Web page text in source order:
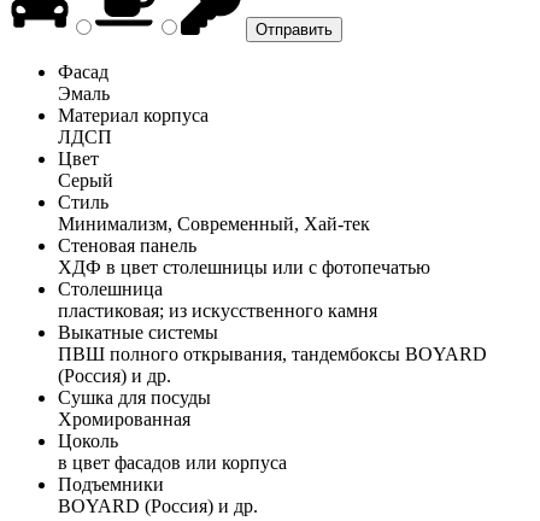
Фасад
Эмаль
Материал корпуса
ЛДСП
Цвет
Серый
Стиль
Минимализм, Современный, Хай-тек
Стеновая панель
ХДФ в цвет столешницы или с фотопечатью
Столешница
пластиковая; из искусственного камня
Выкатные системы
ПВШ полного открывания, тандембоксы BOYARD
(Россия) и др.
Сушка для посуды
Хромированная
Цоколь
в цвет фасадов или корпуса
Подъемники
BOYARD (Россия) и др.